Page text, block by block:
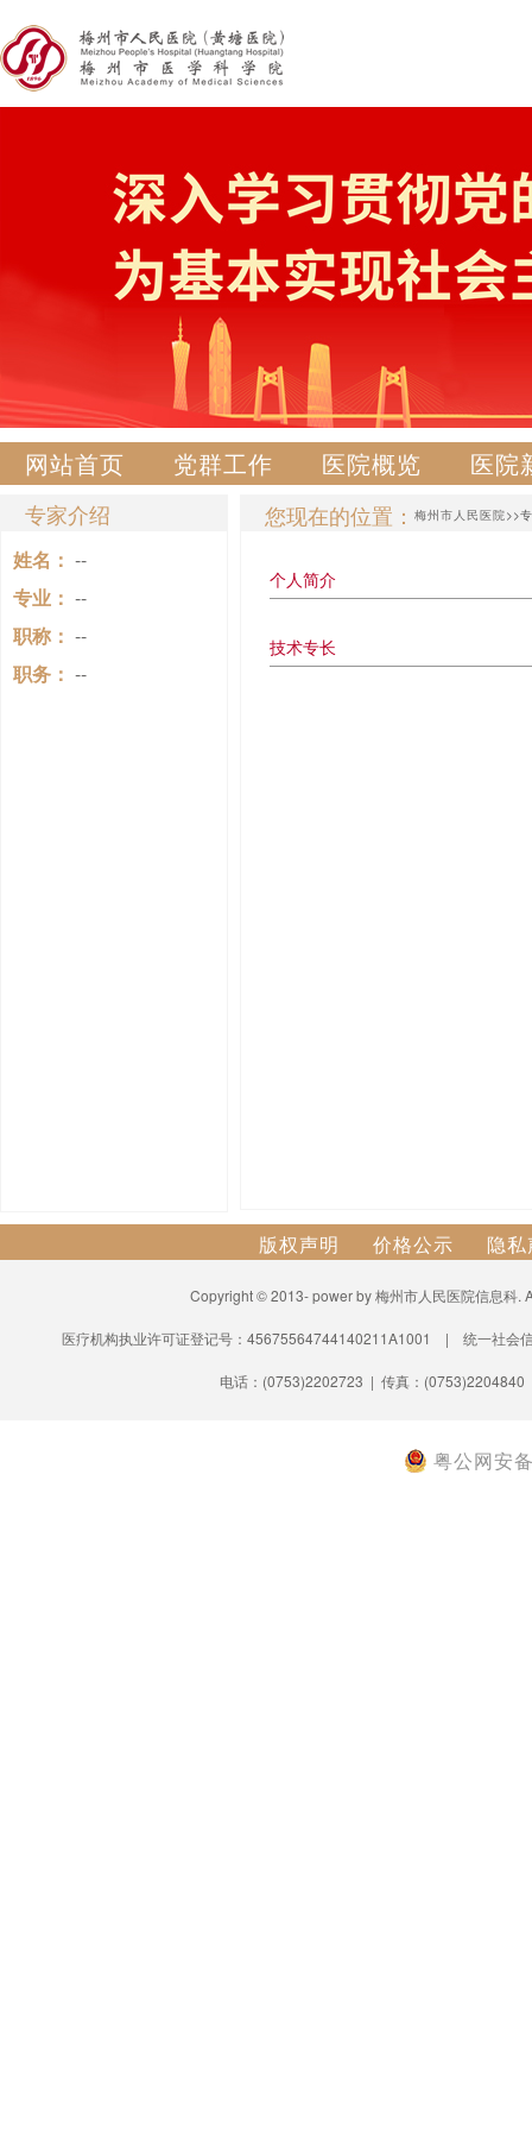
网站首页 党群工作 医院概览 医院
专家介绍
姓名： --
专业： --
职称： --
职务： --
您现在的位置： 梅州市人民医院>>
个人简介
技术专长
版权声明 价格公示 隐
Copyright © 2013- power by 梅州市人民医院信息科
医疗机构执业许可证登记号：45675564744140211A1001 | 统一社会
电话：(0753)2202723 | 传真：
粤公网安